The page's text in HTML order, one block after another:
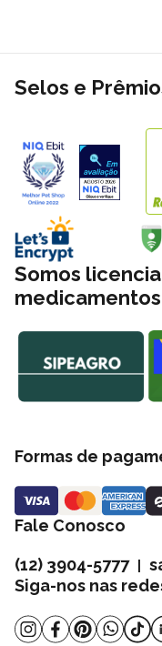
Selos e
Somos
Formas de
Fale Conosco
(12) 3904-5777|
Siga-nos nas